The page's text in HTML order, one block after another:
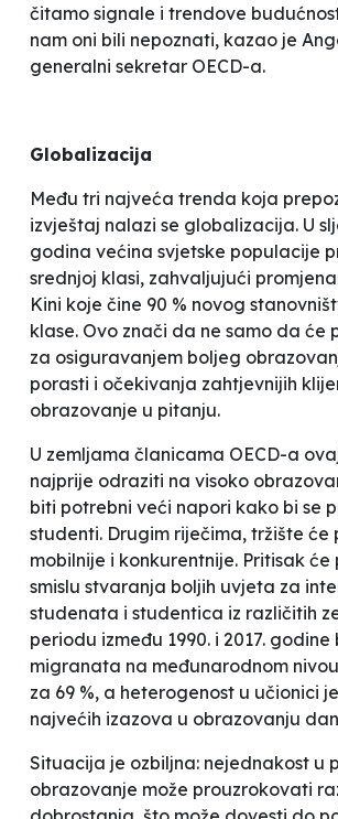
čitamo signale i trendove
nam oni bili nepoznati, kazao je
generalni sekretar OECD-a.
Globalizacija
Među tri najveća trenda koja
izvještaj nalazi se globalizacija. U
godina većina svjetske populacije
srednjoj klasi, zahvaljujući
Kini koje čine 90 % novog
klase. Ovo znači da ne samo da će
za osiguravanjem boljeg
porasti i očekivanja zahtjevnijih
obrazovanje u pitanju.
U zemljama članicama OECD-a
najprije odraziti na visoko
biti potrebni veći napori kako bi se
studenti. Drugim riječima, tržište će
mobilnije i konkurentnije. Pritisak će
smislu stvaranja boljih uvjeta za
studenata i studentica iz različitih
periodu između 1990. i 2017. godine
migranata na međunarodnom
za 69 %, a heterogenost u učionici
najvećih izazova u obrazovanju
Situacija je ozbiljna: nejednakost u
obrazovanje može prouzrokovati